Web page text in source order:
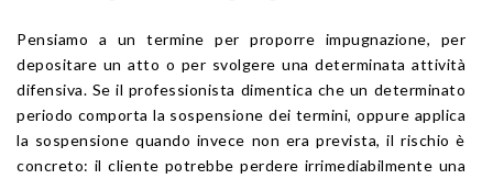
Pensiamo a un termine per proporre impugnazione, per
depositare un atto o per svolgere una determinata attività
difensiva. Se il professionista dimentica che un determinato
periodo comporta la sospensione dei termini, oppure applica
la sospensione quando invece non era prevista, il rischio è
concreto: il cliente potrebbe perdere irrimediabilmente una